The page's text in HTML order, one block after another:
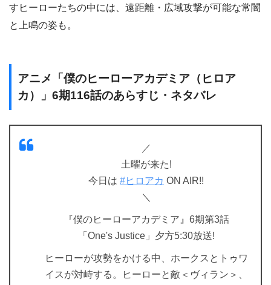
すヒーローたちの中には、遠距離・広域攻撃が可能な常闇
と上鳴の姿も。
アニメ「僕のヒーローアカデミア（ヒロア
カ）」6期116話のあらすじ・ネタバレ
／
土曜が来た!
今日は #ヒロアカ ON AIR!!
＼
『僕のヒーローアカデミア』6期第3話
「One's Justice」夕方5:30放送!
ヒーローが攻勢をかける中、ホークスとトゥワ
イスが対峙する。ヒーローと敵＜ヴィラン＞、